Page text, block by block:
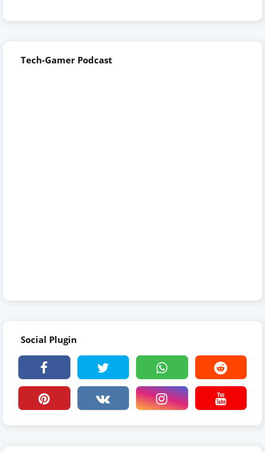
Tech-Gamer Podcast
Social Plugin